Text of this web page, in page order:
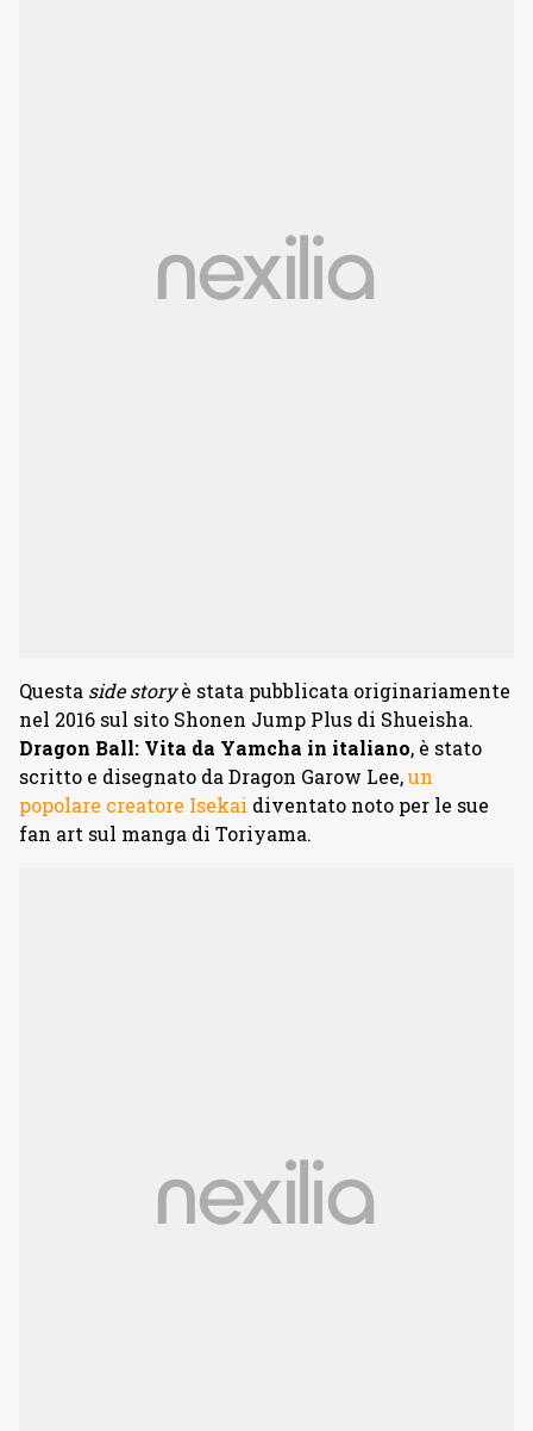
Questa side storyè stata pubblicata originariamente
nel 2016 sul sito Shonen Jump Plus di Shueisha.
Dragon Ball: Vita da Yamcha in italiano, è stato
scritto e disegnato da Dragon Garow Lee,un
popolare creatore Isekai diventato noto per le sue
fan art sul manga di Toriyama.